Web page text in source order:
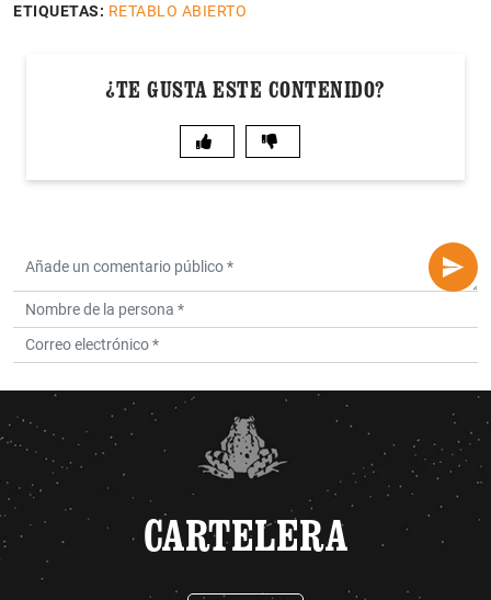
ETIQUETAS: RETABLO ABIERTO
¿TE GUSTA ESTE CONTENIDO?
CARTELERA